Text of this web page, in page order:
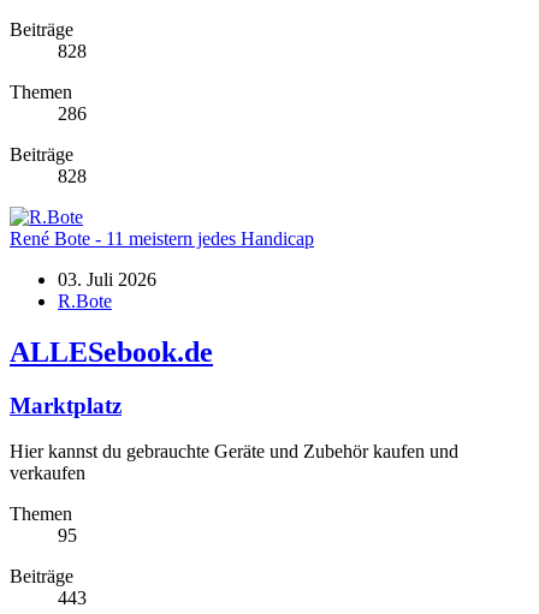
Beiträge
828
Themen
286
Beiträge
828
René Bote - 11 meistern jedes Handicap
03. Juli 2026
R.Bote
ALLESebook.de
Marktplatz
Hier kannst du gebrauchte Geräte und Zubehör kaufen und
verkaufen
Themen
95
Beiträge
443